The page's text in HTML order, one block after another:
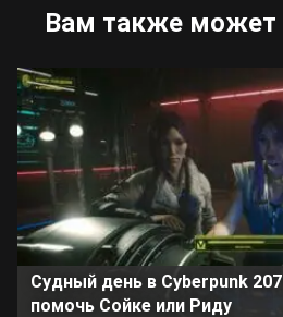
Вам также может
Судный день в Cyberpunk
помочь Сойке или Риду